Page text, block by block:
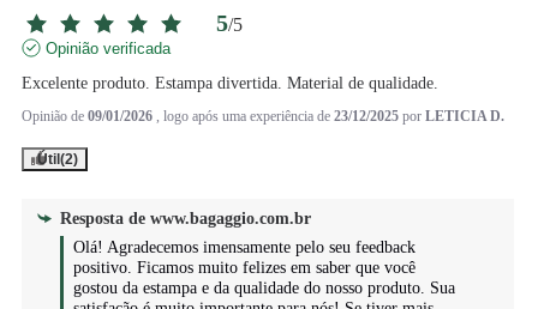
5/5
Opinião verificada
Excelente produto. Estampa divertida. Material de qualidade.
Opinião de 09/01/2026 , logo após uma experiência de 23/12/2025 por LETICIA D.
Útil(2)
Resposta de www.bagaggio.com.br
Olá! Agradecemos imensamente pelo seu feedback
positivo. Ficamos muito felizes em saber que você
gostou da estampa e da qualidade do nosso produto. Sua